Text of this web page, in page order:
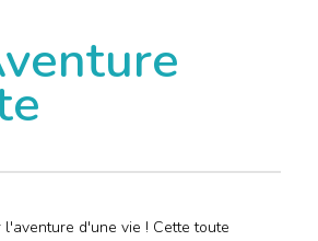
l'aventure d'une vie ! Cette toute